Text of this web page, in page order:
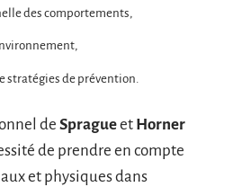
des comportements,
stratégies de prévention.
de Spragueet Horner
de prendre en compte
et physiques dans